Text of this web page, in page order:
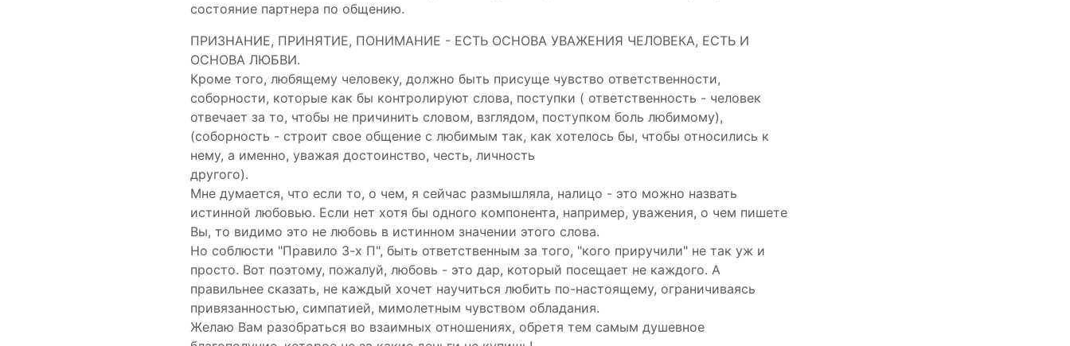
состояние партнера по общению.
ПРИЗНАНИЕ, ПРИНЯТИЕ, ПОНИМАНИЕ - ЕСТЬ ОСНОВА УВАЖЕНИЯ ЧЕЛОВЕКА, ЕСТЬ И
ОСНОВА ЛЮБВИ.
Кроме того, любящему человеку, должно быть присуще чувство ответственности,
соборности, которые как бы контролируют слова, поступки ( ответственность - человек
отвечает за то, чтобы не причинить словом, взглядом, поступком боль любимому),
(соборность - строит свое общение с любимым так, как хотелось бы, чтобы относились к
нему, а именно, уважая достоинство, честь, личность
другого).
Мне думается, что если то, о чем, я сейчас размышляла, налицо - это можно назвать
истинной любовью. Если нет хотя бы одного компонента, например, уважения, о чем пишете
Вы, то видимо это не любовь в истинном значении этого слова.
Но соблюсти "Правило 3-х П", быть ответственным за того, "кого приручили" не так уж и
просто. Вот поэтому, пожалуй, любовь - это дар, который посещает не каждого. А
правильнее сказать, не каждый хочет научиться любить по-настоящему, ограничиваясь
привязанностью, симпатией, мимолетным чувством обладания.
Желаю Вам разобраться во взаимных отношениях, обретя тем самым душевное